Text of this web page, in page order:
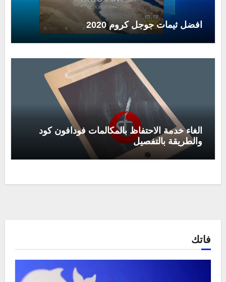
افضل ثيمات جوجل كروم 2020
الغاء خدمة الاحتفاظ بالمكالمات فودافون كود
والطريقة بالتفصيل
فاتك